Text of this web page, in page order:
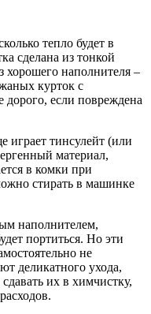
тепло будет в
сделана из тонкой
хорошего наполнителя –
курток с
дорого, если повреждена
играет тинсулейт (или
материал,
в комки при
стирать в машинке
наполнителем,
портиться. Но эти
не
деликатного ухода,
их в химчистку,